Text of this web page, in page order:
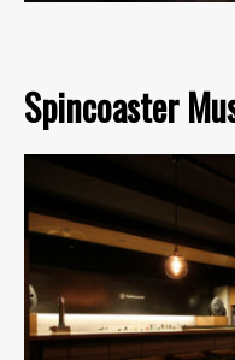
Spincoaster